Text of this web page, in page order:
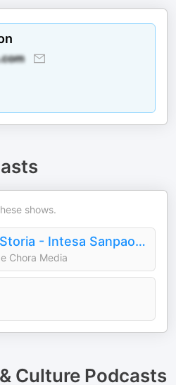
shows.
Chiedilo alla Storia - Intesa Sanpaolo On Air
Chora Media
CulturePodcasts